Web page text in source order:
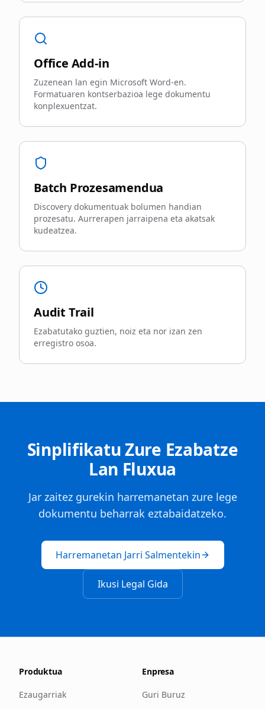
Office Add-in
Zuzenean lan egin Microsoft Word-en.
Formatuaren kontserbazioa lege dokumentu
konplexuentzat.
Batch Prozesamendua
Discovery dokumentuak bolumen handian
prozesatu. Aurrerapen jarraipena eta akatsak
kudeatzea.
Audit Trail
Ezabatutako guztien, noiz eta nor izan zen
erregistro osoa.
Sinplifikatu Zure Ezabatze
Lan Fluxua
Jar zaitez gurekin harremanetan zure lege
dokumentu beharrak eztabaidatzeko.
Harremanetan Jarri Salmentekin
Ikusi Legal Gida
Produktua
Ezaugarriak
Enpresa
Guri Buruz